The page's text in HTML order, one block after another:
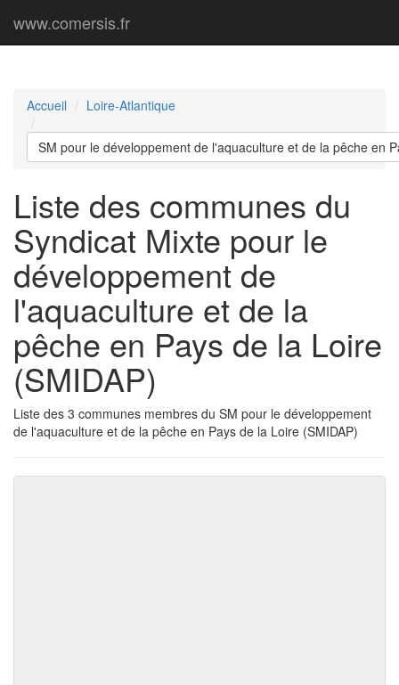
www.comersis.fr
Accueil Loire-Atlantique
SM pour le développement de l'aquaculture et de la pêche en
Liste des communes du
Syndicat Mixte pour le
développement de
l'aquaculture et de la
pêche en Pays de la Loire
(SMIDAP)
Liste des 3 communes membres du SM pour le développement
de l'aquaculture et de la pêche en Pays de la Loire (SMIDAP)